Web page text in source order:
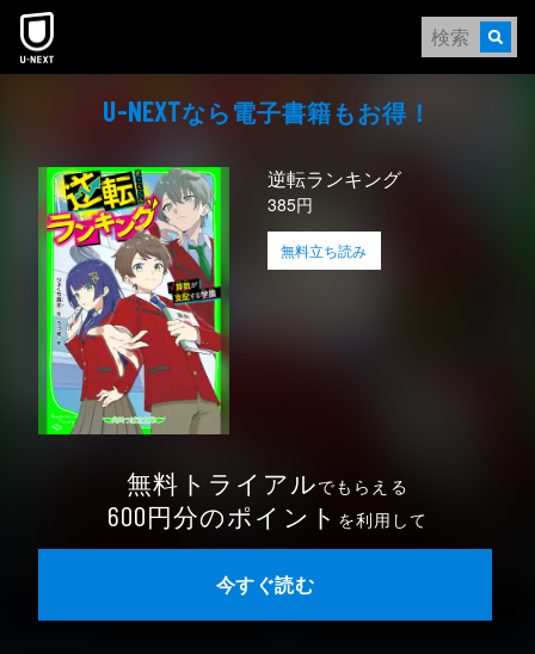
本文へスキップ
U-NEXTなら電⼦書籍もお得！
逆転ランキング
385円
無料立ち読み
無料トライアルでもらえる
600円分のポイント を利用して
今すぐ読む